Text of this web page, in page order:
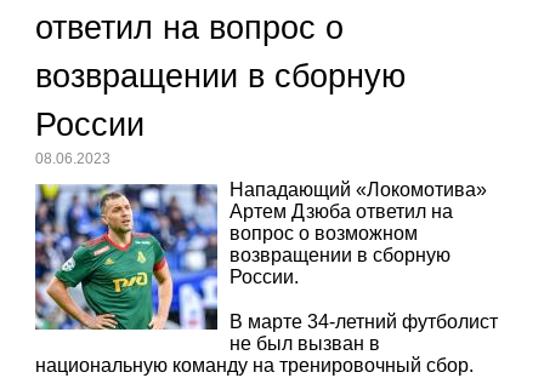
ответил на вопрос о
возвращении в сборную
России
08.06.2023
Нападающий «Локомотива»
Артем Дзюба ответил на
вопрос о возможном
возвращении в сборную
России.
В марте 34-летний футболист
не был вызван в
национальную команду на тренировочный сбор.